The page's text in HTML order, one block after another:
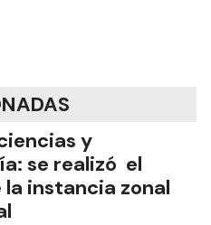
y
se realizó el
instancia zonal